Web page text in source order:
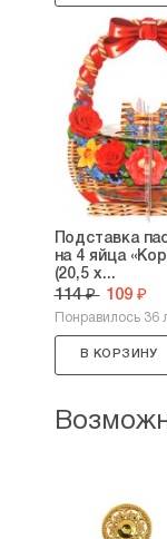
Подставка
на 4 яйца
(20,5 х...
114 ₽ 109 ₽
Понравилось 36
В КОРЗИНУ